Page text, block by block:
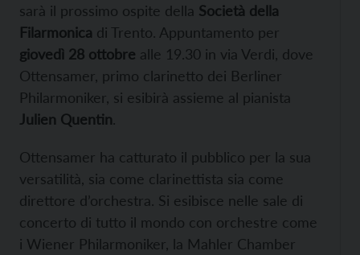
sarà il prossimo ospite della Società della
Filarmonica di Trento. Appuntamento per
giovedì 28 ottobre alle 19.30 in via Verdi, dove
Ottensamer, primo clarinetto dei Berliner
Philarmoniker, si esibirà assieme al pianista
Julien Quentin.
Ottensamer ha catturato il pubblico per la sua
versatilità, sia come clarinettista sia come
direttore d’orchestra. Si esibisce nelle sale di
concerto di tutto il mondo con orchestre come
i Wiener Philarmoniker, la Mahler Chamber